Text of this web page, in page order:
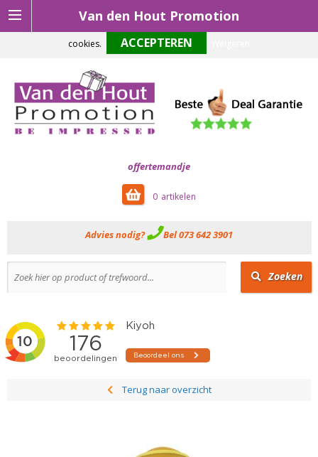
Van den Hout Promotion
offertemandje
0
Advies nodig? Bel 073 642 3901
Zoeken
Terug naar overzicht
Om onze website optimaal te laten functioneren maken wij gebruik van
cookies.